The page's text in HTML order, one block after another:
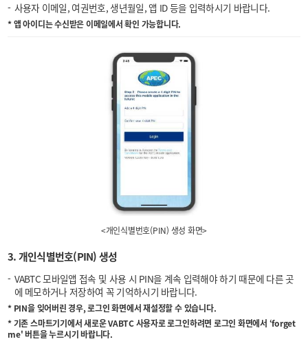
사용자 이메일, 여권번호, 생년월일, 앱 ID 등을 입력하시기 바랍니다.
* 앱 아이디는 수신받은 이메일에서 확인 가능합니다.
<개인식별번호(PIN) 생성 화면>
3. 개인식별번호(PIN) 생성
VABTC 모바일앱 접속 및 사용 시 PIN을 계속 입력해야 하기 때문에 다른 곳
에 메모하거나 저장하여 꼭 기억하시기 바랍니다.
* PIN을 잊어버린 경우, 로그인 화면에서 재설정할 수 있습니다.
* 기존 스마트기기에서 새로운 VABTC 사용자로 로그인하려면 로그인 화면에서 ‘forget
me' 버튼을 누르시기 바랍니다.